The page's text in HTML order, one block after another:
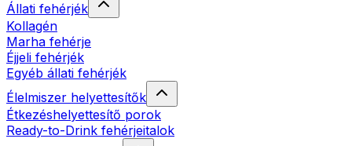
Állati fehérjék
Kollagén
Marha fehérje
Éjjeli fehérjék
Egyéb állati fehérjék
Élelmiszer helyettesítők
Étkezéshelyettesítő porok
Ready-to-Drink fehérjeitalok